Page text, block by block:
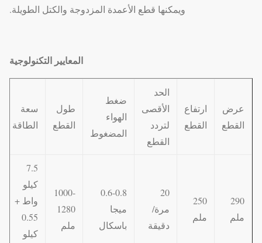
ويمكنها قطع الأعمدة المزدوجة والكتل الطويلة.
المعايير التكنولوجية
عرض
القطع
ارتفاع
القطع
الحد
الأقصى
لتردد
القطع
ضغط
الهواء
المضغوط
طول
القطع
سعة
الطاقة
290
ملم
250
ملم
20
مرة/
دقيقة
0.6-0.8
ميجا
باسكال
1000-
1280
ملم
7.5
كيلو
واط +
0.55
كيلو